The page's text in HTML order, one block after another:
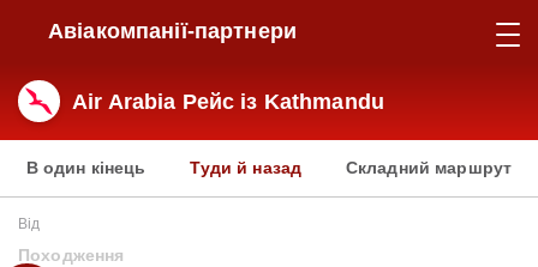
Авіакомпанії-партнери
Air Arabia Рейс із Kathmandu
В один кінець Туди й назад Складний маршрут
Від
Походження